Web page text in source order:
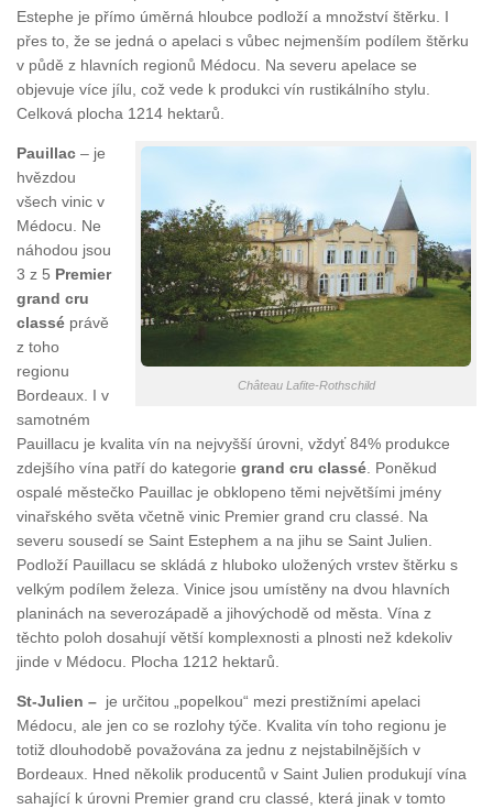
Estephe je přímo úměrná hloubce podloží a množství štěrku. I
přes to, že se jedná o apelaci s vůbec nejmenším podílem štěrku
v půdě z hlavních regionů Médocu. Na severu apelace se
objevuje více jílu, což vede k produkci vín rustikálního stylu.
Celková plocha 1214 hektarů.
Château Lafite-Rothschild
Pauillac – je
hvězdou
všech vinic v
Médocu. Ne
náhodou jsou
3 z 5 Premier
grand cru
classé právě
z toho
regionu
Bordeaux. I v
samotném
Pauillacu je kvalita vín na nejvyšší úrovni, vždyť 84% produkce
zdejšího vína patří do kategorie grand cru classé. Poněkud
ospalé městečko Pauillac je obklopeno těmi největšími jmény
vinařského světa včetně vinic Premier grand cru classé. Na
severu sousedí se Saint Estephem a na jihu se Saint Julien.
Podloží Pauillacu se skládá z hluboko uložených vrstev štěrku s
velkým podílem železa. Vinice jsou umístěny na dvou hlavních
planinách na severozápadě a jihovýchodě od města. Vína z
těchto poloh dosahují větší komplexnosti a plnosti než kdekoliv
jinde v Médocu. Plocha 1212 hektarů.
St-Julien – je určitou „popelkou“ mezi prestižními apelaci
Médocu, ale jen co se rozlohy týče. Kvalita vín toho regionu je
totiž dlouhodobě považována za jednu z nejstabilnějších v
Bordeaux. Hned několik producentů v Saint Julien produkují vína
sahající k úrovni Premier grand cru classé, která jinak v tomto